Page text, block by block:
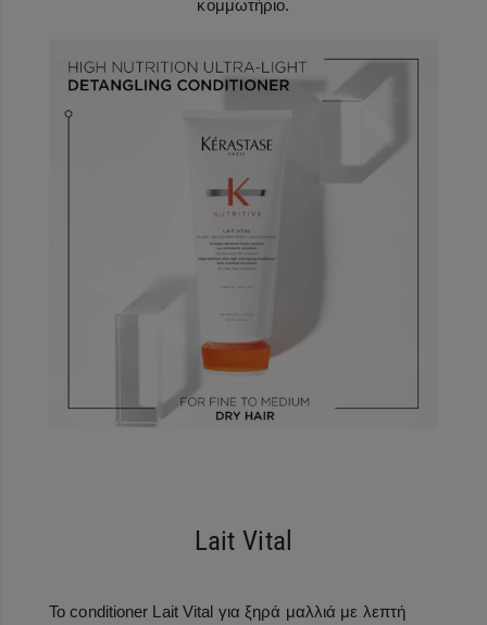
κομμωτήριο.
Lait Vital
Το conditioner Lait Vital για ξηρά μαλλιά με λεπτή